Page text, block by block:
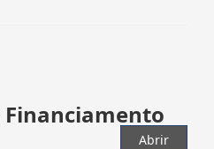
Financiamento
Abrir